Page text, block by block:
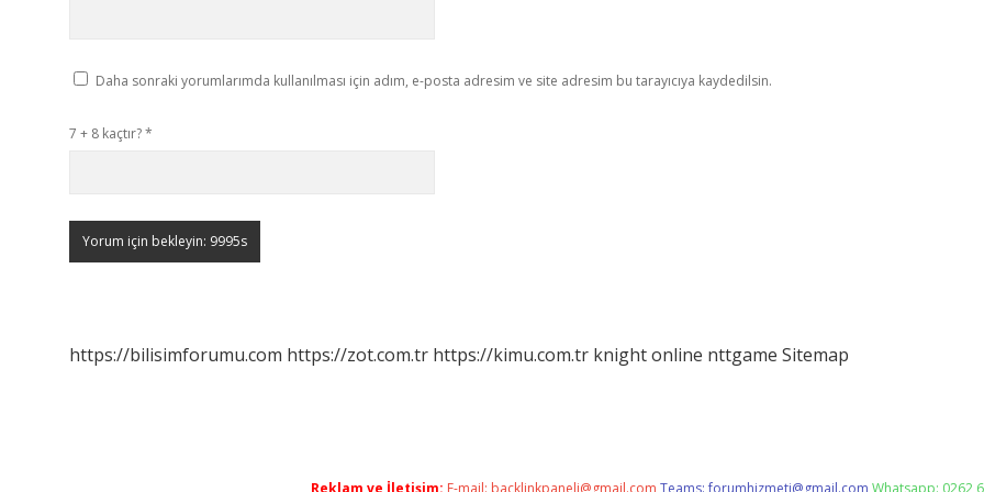
Daha sonraki yorumlarımda kullanılması için adım, e-posta adresim ve site adresim bu tarayıcıya kaydedilsin.
7 + 8 kaçtır?*
https://bilisimforumu.com https://zot.com.tr https://kimu.com.tr knight online nttgame Sitemap
Reklam ve İletişim: E-mail: backlinkpaneli@gmail.com Teams:forumhizmeti@gmail.com Whatsapp: 0262